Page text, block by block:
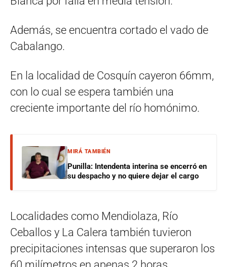
Además, se encuentra cortado el vado de
Cabalango.
En la localidad de Cosquín cayeron 66mm,
con lo cual se espera también una
creciente importante del río homónimo.
MIRÁ TAMBIÉN
Punilla: Intendenta interina se encerró en
su despacho y no quiere dejar el cargo
Localidades como Mendiolaza, Río
Ceballos y La Calera también tuvieron
precipitaciones intensas que superaron los